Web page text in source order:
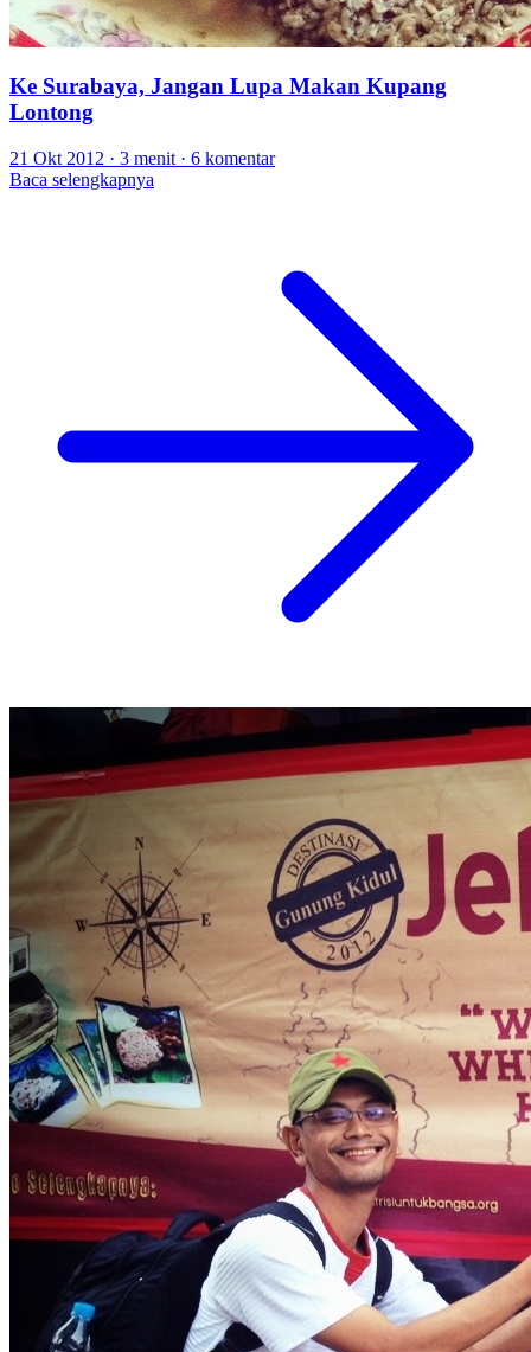
Ke Surabaya, Jangan Lupa Makan Kupang
Lontong
21 Okt 2012 · 3 menit · 6 komentar
Baca selengkapnya